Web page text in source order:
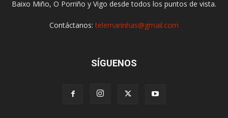
Baixo Miño, O Porriño y Vigo desde todos los puntos de vista.
Contáctanos:telemarinhas@gmail.com
SÍGUENOS